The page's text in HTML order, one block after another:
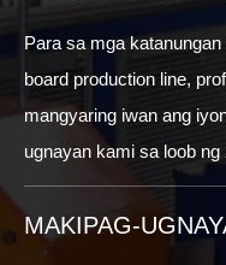
MAGPADALA NG
Para sa mga katanungan
board production line,
mangyaring iwan ang
ugnayan kami sa loob ng
MAKIPAG-